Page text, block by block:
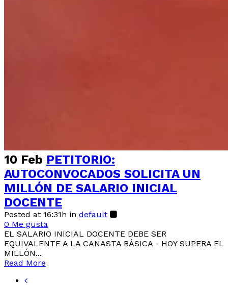
10 Feb PETITORIO:
AUTOCONVOCADOS SOLICITA UN
MILLÓN DE SALARIO INICIAL
DOCENTE
Posted at 16:31h in default
0 Me gusta
EL SALARIO INICIAL DOCENTE DEBE SER
EQUIVALENTE A LA CANASTA BÁSICA - HOY SUPERA EL
MILLÓN...
Read More